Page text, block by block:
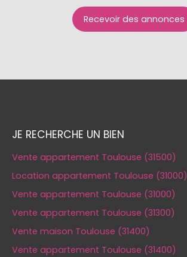
Recevoir des annonces
JE RECHERCHE UN BIEN
Vente appartement Toulouse (31500)
Location appartement Toulouse (31000)
Vente appartement Toulouse (31000)
Vente appartement Toulouse (31300)
Vente maison Toulouse (31400)
Vente appartement Toulouse (31400)